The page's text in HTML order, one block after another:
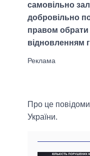
самовільно
добровільно
правом обрати
відновленням
Про це
України.